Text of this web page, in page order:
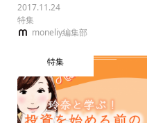
2017.11.24
特集
moneliy編集部
特集